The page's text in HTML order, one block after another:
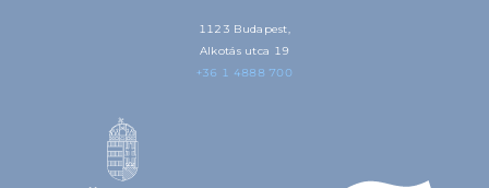
1123 Budapest,
Alkotás utca 19
+36 1 4888 700